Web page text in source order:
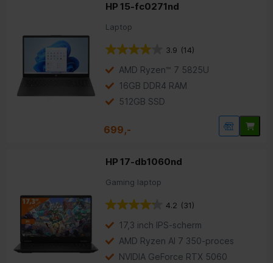
HP 15-fc0271nd
Laptop
3.9 (14)
AMD Ryzen™ 7 5825U
16GB DDR4 RAM
512GB SSD
699,-
HP 17-db1060nd
Gaming laptop
4.2 (31)
17,3 inch IPS-scherm
AMD Ryzen AI 7 350-proces
NVIDIA GeForce RTX 5060